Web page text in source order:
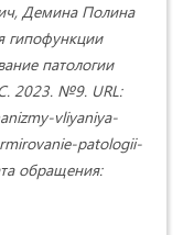
Демина Полина
гипофункции
патологии
2023. №9. URL:
vliyaniya-
patologii-
обращения: